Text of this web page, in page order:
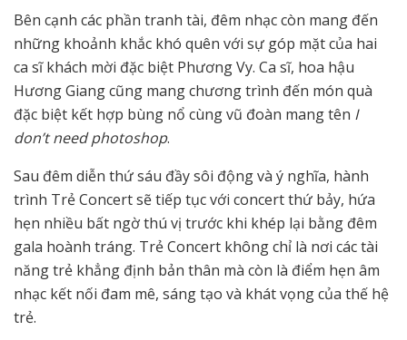
Bên cạnh các phần tranh tài, đêm nhạc còn mang đến
những khoảnh khắc khó quên với sự góp mặt của hai
ca sĩ khách mời đặc biệt Phương Vy. Ca sĩ, hoa hậu
Hương Giang cũng mang chương trình đến món quà
đặc biệt kết hợp bùng nổ cùng vũ đoàn mang tên I
don’t need photoshop.
Sau đêm diễn thứ sáu đầy sôi động và ý nghĩa, hành
trình Trẻ Concert sẽ tiếp tục với concert thứ bảy, hứa
hẹn nhiều bất ngờ thú vị trước khi khép lại bằng đêm
gala hoành tráng. Trẻ Concert không chỉ là nơi các tài
năng trẻ khẳng định bản thân mà còn là điểm hẹn âm
nhạc kết nối đam mê, sáng tạo và khát vọng của thế hệ
trẻ.